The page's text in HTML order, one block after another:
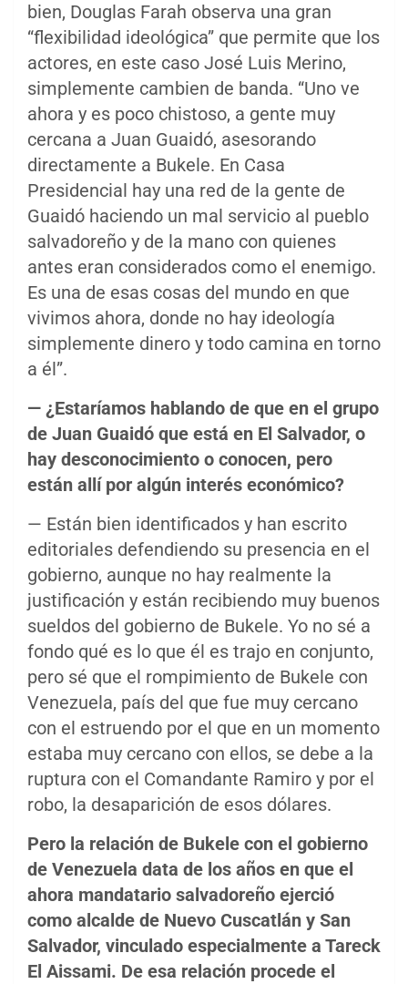
bien, Douglas Farah observa una gran
“flexibilidad ideológica” que permite que los
actores, en este caso José Luis Merino,
simplemente cambien de banda. “Uno ve
ahora y es poco chistoso, a gente muy
cercana a Juan Guaidó, asesorando
directamente a Bukele. En Casa
Presidencial hay una red de la gente de
Guaidó haciendo un mal servicio al pueblo
salvadoreño y de la mano con quienes
antes eran considerados como el enemigo.
Es una de esas cosas del mundo en que
vivimos ahora, donde no hay ideología
simplemente dinero y todo camina en torno
a él”.
— ¿Estaríamos hablando de que en el grupo
de Juan Guaidó que está en El Salvador, o
hay desconocimiento o conocen, pero
están allí por algún interés económico?
— Están bien identificados y han escrito
editoriales defendiendo su presencia en el
gobierno, aunque no hay realmente la
justificación y están recibiendo muy buenos
sueldos del gobierno de Bukele. Yo no sé a
fondo qué es lo que él es trajo en conjunto,
pero sé que el rompimiento de Bukele con
Venezuela, país del que fue muy cercano
con el estruendo por el que en un momento
estaba muy cercano con ellos, se debe a la
ruptura con el Comandante Ramiro y por el
robo, la desaparición de esos dólares.
Pero la relación de Bukele con el gobierno
de Venezuela data de los años en que el
ahora mandatario salvadoreño ejerció
como alcalde de Nuevo Cuscatlán y San
Salvador, vinculado especialmente a Tareck
El Aissami. De esa relación procede el